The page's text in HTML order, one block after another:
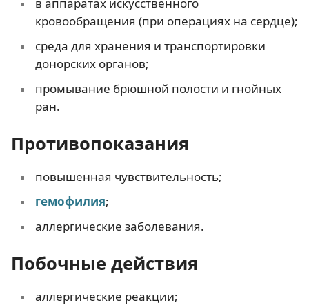
кровообращения (при операциях на сердце);
среда для хранения и транспортировки
донорских органов;
промывание брюшной полости и гнойных
ран.
Противопоказания
повышенная чувствительность;
гемофилия;
аллергические заболевания.
Побочные действия
аллергические реакции;